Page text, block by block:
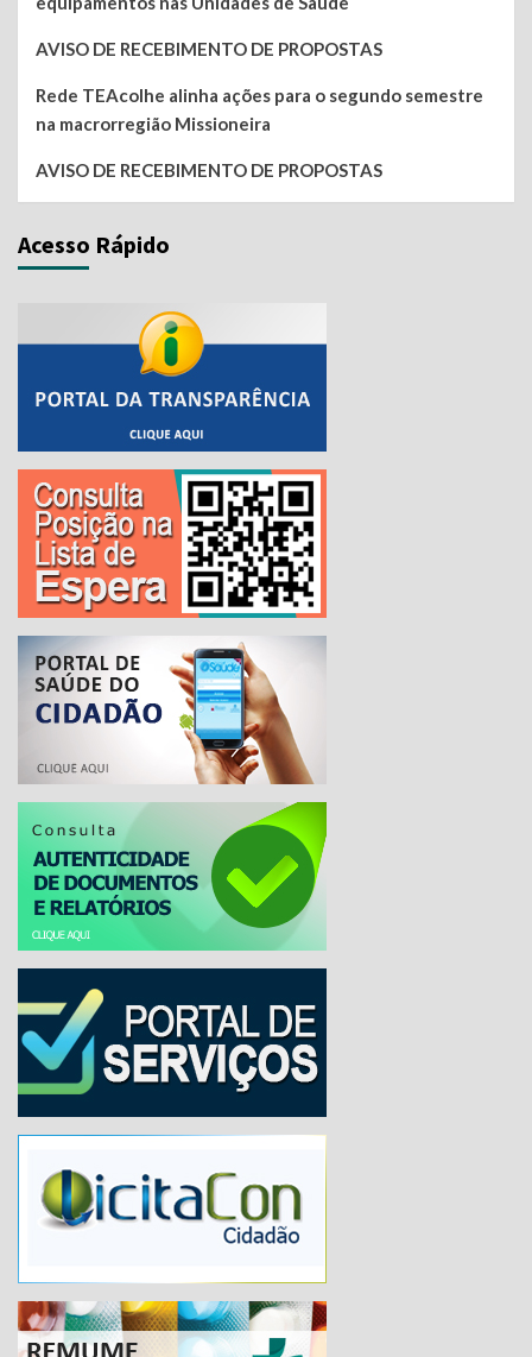
AVISO DE RECEBIMENTO DE PROPOSTAS
Rede TEAcolhe alinha ações para o segundo semestre
na macrorregião Missioneira
AVISO DE RECEBIMENTO DE PROPOSTAS
Acesso Rápido